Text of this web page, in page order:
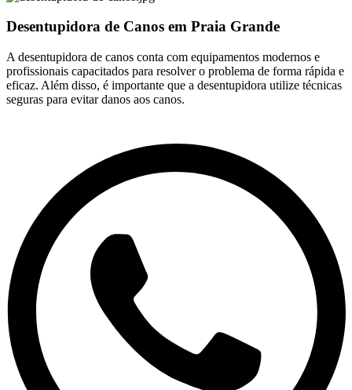
Desentupidora de Canos em Praia Grande
A desentupidora de canos conta com equipamentos modernos e
profissionais capacitados para resolver o problema de forma rápida e
eficaz. Além disso, é importante que a desentupidora utilize técnicas
seguras para evitar danos aos canos.